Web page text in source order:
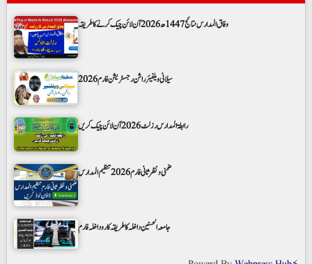
وفاق المدارس نتائج 1447ھ 2026 آن لائن چیک کرنے کا طریقہ
سیلانی ویلفیئر راشن رجسٹریشن فارم 2026
رابطۃ المدارس رزلٹ 2026 آن لائن چیک کریں
ضمنی و نظر ثانی فارم 2026 تنظیم المدارس
جامعہ الحسنین داخلہ کا طریقہ کار و داخلہ فارم